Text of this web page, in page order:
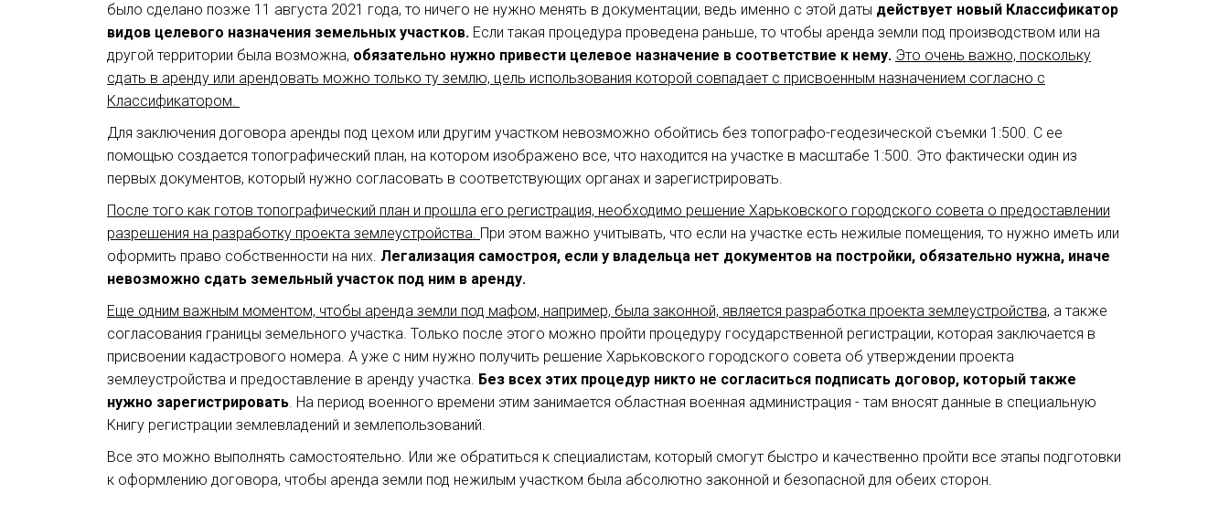
было сделано позже 11 августа 2021 года, то ничего не нужно менять в документации, ведь именно с этой даты действует новый Классификатор
видов целевого назначения земельных участков. Если такая процедура проведена раньше, то чтобы аренда земли под производством или на
другой территории была возможна, обязательно нужно привести целевое назначение в соответствие к нему. Это очень важно, поскольку
сдать в аренду или арендовать можно только ту землю, цель использования которой совпадает с присвоенным назначением согласно с
Классификатором.
Для заключения договора аренды под цехом или другим участком невозможно обойтись без топографо-геодезической съемки 1:500. С ее
помощью создается топографический план, на котором изображено все, что находится на участке в масштабе 1:500. Это фактически один из
первых документов, который нужно согласовать в соответствующих органах и зарегистрировать.
После того как готов топографический план и прошла его регистрация, необходимо решение Харьковского городского совета о предоставлении
разрешения на разработку проекта землеустройства. При этом важно учитывать, что если на участке есть нежилые помещения, то нужно иметь или
оформить право собственности на них. Легализация самостроя, если у владельца нет документов на постройки, обязательно нужна, иначе
невозможно сдать земельный участок под ним в аренду.
Еще одним важным моментом, чтобы аренда земли под мафом, например, была законной, является разработка проекта землеустройства, а также
согласования границы земельного участка. Только после этого можно пройти процедуру государственной регистрации, которая заключается в
присвоении кадастрового номера. А уже с ним нужно получить решение Харьковского городского совета об утверждении проекта
землеустройства и предоставление в аренду участка. Без всех этих процедур никто не согласиться подписать договор, который также
нужно зарегистрировать. На период военного времени этим занимается областная военная администрация - там вносят данные в специальную
Книгу регистрации землевладений и землепользований.
Все это можно выполнять самостоятельно. Или же обратиться к специалистам, который смогут быстро и качественно пройти все этапы подготовки
к оформлению договора, чтобы аренда земли под нежилым участком была абсолютно законной и безопасной для обеих сторон.